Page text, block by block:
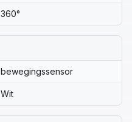
360°
bewegingssensor
Wit